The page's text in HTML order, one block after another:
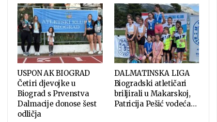
USPON AK BIOGRAD
Četiri djevojke u
Biograd s Prvenstva
Dalmacije donose šest
odličja
DALMATINSKA LIGA
Biogradski atletičari
briljirali u Makarskoj,
Patricija Pešić vodeća…